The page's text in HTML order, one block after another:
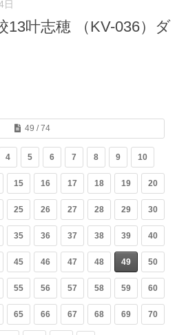
日
13叶志穂 （KV-036）ダ
49 / 74
4 5 6 7 8 9 10
15 16 17 18 19 20
25 26 27 28 29 30
35 36 37 38 39 40
45 46 47 48 49 50
55 56 57 58 59 60
65 66 67 68 69 70